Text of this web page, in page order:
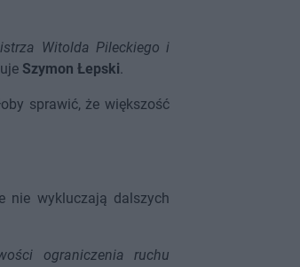
Witolda Pileckiego i
Szymon Łepski.
sprawić, że większość
nie wykluczają dalszych
ograniczenia ruchu